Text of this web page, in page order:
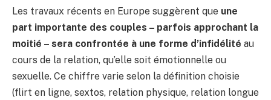
Les travaux récents en Europe suggèrent que une
part importante des couples – parfois approchant la
moitié – sera confrontée à une forme d’infidélité au
cours de la relation, qu’elle soit émotionnelle ou
sexuelle. Ce chiffre varie selon la définition choisie
(flirt en ligne, sextos, relation physique, relation longue